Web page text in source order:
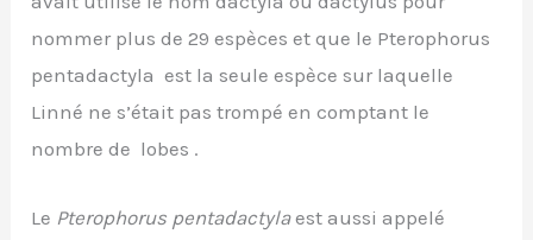
nommer plus de 29 espèces et que le Pterophorus
pentadactyla est la seule espèce sur laquelle
Linné ne s’était pas trompé en comptant le
nombre de lobes .
Le Pterophorus pentadactylaest aussi appelé